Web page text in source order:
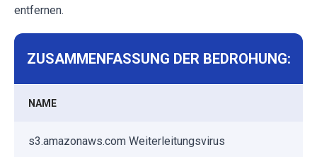
entfernen.
ZUSAMMENFASSUNG DER BEDROHUNG:
NAME
s3.amazonaws.com Weiterleitungsvirus